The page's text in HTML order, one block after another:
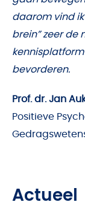
daarom vind
brein” zeer de
bevorderen.
Prof. dr. Jan
Positieve
Actueel